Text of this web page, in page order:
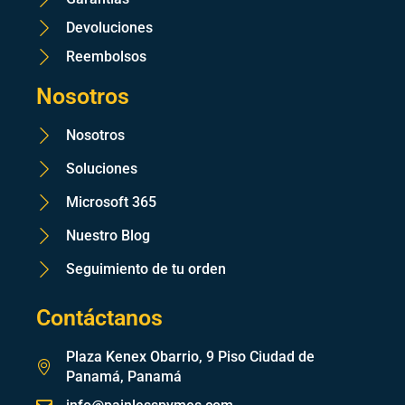
Devoluciones
Reembolsos
Nosotros
Nosotros
Soluciones
Microsoft 365
Nuestro Blog
Seguimiento de tu orden
Contáctanos
Plaza Kenex Obarrio, 9 Piso Ciudad de
Panamá, Panamá